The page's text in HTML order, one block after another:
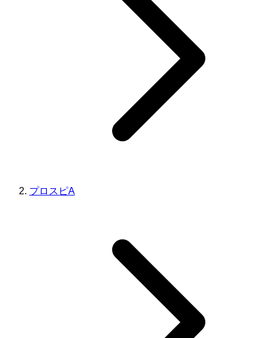
プロスピA